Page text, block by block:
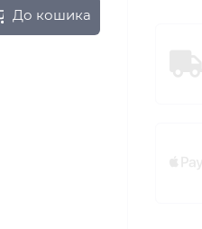
До кошика